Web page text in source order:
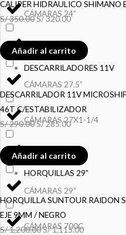
CÁMARAS 24”
CÁMARAS 26”
CÁMARAS 27.5”
CÁMARAS 27X1-1/4
CÁMARAS 28"
CÁMARAS 29”
CÁMARAS 700C
CALIPER HIDRAULICO SHIMANO
S/350.00S/320.00
Añadir al carrito
DESCARRILADORES 11V
DESCARRILADOR 11V
46T C/ESTABILIZADOR
S/290.00S/285.00
Añadir al carrito
HORQUILLAS 29”
HORQUILLA SUNTOUR RAIDON
EJE 9MM / NEGRO
S/1,200.00S/1,115.00